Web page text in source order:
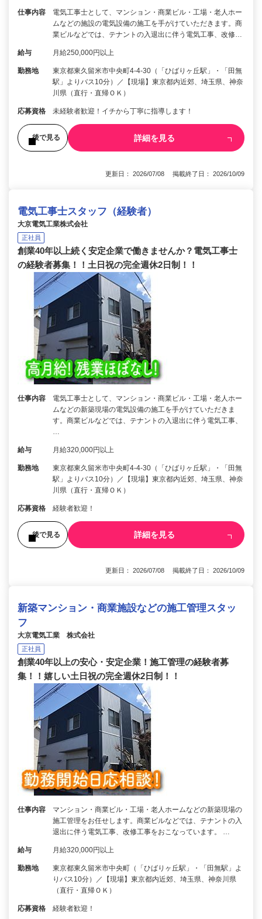
仕事内容
電気工事士として、マンション・商業ビル・工場・老人ホー
ムなどの施設の電気設備の施工を手がけていただきます。商
業ビルなどでは、テナントの入退出に伴う電気工事、改修…
給与 月給250,000円以上
勤務地
東京都東久留米市中央町4-4-30（「ひばりヶ丘駅」・「田無
駅」よりバス10分）／【現場】東京都内近郊、埼玉県、神奈
川県（直行・直帰ＯＫ）
応募資格 未経験者歓迎！イチから丁寧に指導します！
後で見る 詳細を見る
更新日： 2026/07/08 掲載終了日： 2026/10/09
電気工事士スタッフ（経験者）
大京電気工業株式会社
正社員
創業40年以上続く安定企業で働きませんか？電気工事士
の経験者募集！！土日祝の完全週休2日制！！
仕事内容
電気工事士として、マンション・商業ビル・工場・老人ホー
ムなどの新築現場の電気設備の施工を手がけていただきま
す。商業ビルなどでは、テナントの入退出に伴う電気工事、
給与 月給320,000円以上
勤務地
東京都東久留米市中央町4-4-30（「ひばりヶ丘駅」・「田無
駅」よりバス10分）／【現場】東京都内近郊、埼玉県、神奈
川県（直行・直帰ＯＫ）
応募資格 経験者歓迎！
後で見る 詳細を見る
更新日： 2026/07/08 掲載終了日： 2026/10/09
新築マンション・商業施設などの施工管理スタッ
フ
大京電気工業 株式会社
正社員
創業40年以上の安心・安定企業！施工管理の経験者募
集！！嬉しい土日祝の完全週休2日制！！
仕事内容
マンション・商業ビル・工場・老人ホームなどの新築現場の
施工管理をお任せします。商業ビルなどでは、テナントの入
退出に伴う電気工事、改修工事をおこなっています。 …
給与 月給320,000円以上
勤務地
東京都東久留米市中央町（「ひばりヶ丘駅」・「田無駅」よ
りバス10分）／【現場】東京都内近郊、埼玉県、神奈川県
（直行・直帰ＯＫ）
応募資格 経験者歓迎！